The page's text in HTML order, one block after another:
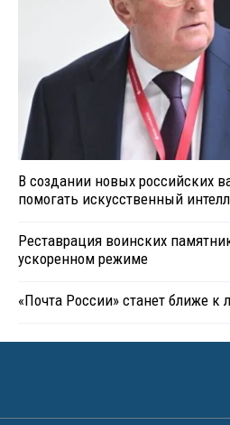
В создании новых российских
помогать искусственный
Реставрация воинских
ускоренном режиме
«Почта России» станет ближе к